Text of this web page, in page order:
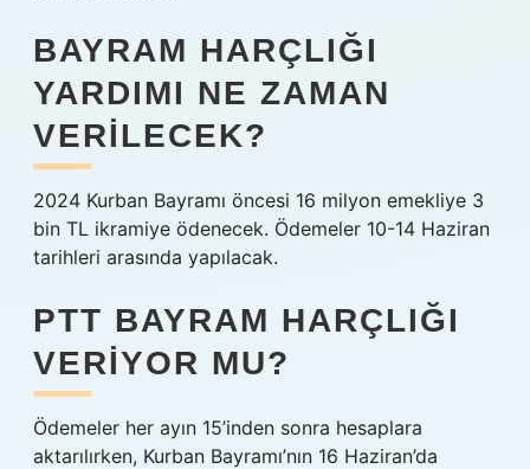
BAYRAM HARÇLIĞI
YARDIMI NE ZAMAN
VERILECEK?
2024 Kurban Bayramı öncesi 16 milyon emekliye 3
bin TL ikramiye ödenecek. Ödemeler 10-14 Haziran
tarihleri ​​arasında yapılacak.
PTT BAYRAM HARÇLIĞI
VERIYOR MU?
Ödemeler her ayın 15’inden sonra hesaplara
aktarılırken, Kurban Bayramı’nın 16 Haziran’da